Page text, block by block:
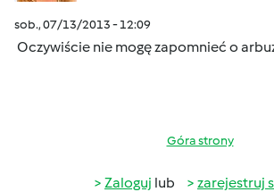
sob., 07/13/2013 - 12:09
Oczywiście nie mogę zapomnieć o
Góra strony
Zaloguj lub zarejestruj